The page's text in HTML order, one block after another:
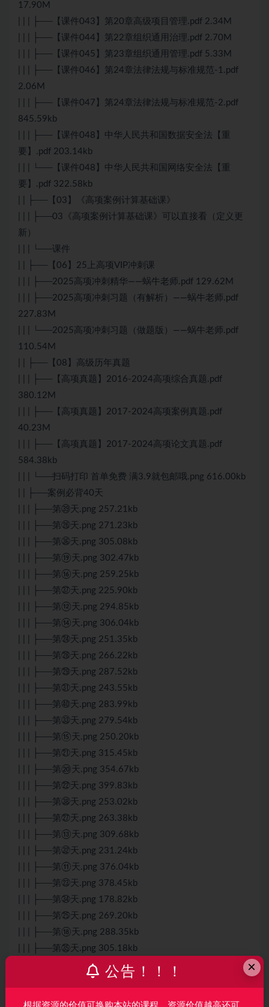
17.90M
| | | ├──【课件043】第20章高级项目管理.pdf 2.34M
| | | ├──【课件044】第22章组织通用治理.pdf 2.70M
| | | ├──【课件045】第23章组织通用管理.pdf 5.33M
| | | ├──【课件046】第24章法律法规与标准规范-1.pdf
2.06M
| | | ├──【课件047】第24章法律法规与标准规范-2.pdf
845.59kb
| | | ├──【课件048】中华人民共和国数据安全法【重
要】.pdf 203.14kb
| | | └──【课件048】中华人民共和国网络安全法【重
要】.pdf 322.58kb
| | ├──【03】《高项案例计算基础课》
| | | ├──03《高项案例计算基础课》可以直接看（定义更
新）
| | | └──课件
| | ├──【06】25上高项VIP冲刺课
| | | ├──2025高项冲刺精华——蜗牛老师.pdf 129.62M
| | | ├──2025高项冲刺习题（有解析）——蜗牛老师.pdf
227.83M
| | | └──2025高项冲刺习题（做题版）——蜗牛老师.pdf
110.54M
| | ├──【08】高级历年真题
| | | ├──【高项真题】2016-2024高项综合真题.pdf
380.12M
| | | ├──【高项真题】2017-2024高项案例真题.pdf
40.23M
| | | ├──【高项真题】2017-2024高项论文真题.pdf
584.38kb
| | | └──扫码打印 首单免费 满3.9就包邮哦.png 616.00kb
| | ├──案例必背40天
| | | ├──第㊴天.png 257.21kb
| | | ├──第㉖天.png 271.23kb
| | | ├──第㊱天.png 305.08kb
| | | ├──第⑲天.png 302.47kb
| | | ├──第⑯天.png 259.25kb
| | | ├──第㊲天.png 225.90kb
| | | ├──第⑫天.png 294.85kb
| | | ├──第⑭天.png 306.04kb
| | | ├──第㉔天.png 251.35kb
| | | ├──第㉘天.png 266.22kb
| | | ├──第㉙天.png 287.52kb
| | | ├──第㉛天.png 243.55kb
| | | ├──第㊵天.png 283.99kb
| | | ├──第㉝天.png 279.54kb
| | | ├──第⑮天.png 250.20kb
| | | ├──第㉑天.png 315.45kb
| | | ├──第⑳天.png 354.67kb
| | | ├──第㉒天.png 399.83kb
| | | ├──第㊳天.png 253.02kb
| | | ├──第㉗天.png 263.38kb
| | | ├──第⑬天.png 309.68kb
| | | ├──第㉜天.png 231.24kb
| | | ├──第⑪天.png 376.04kb
| | | ├──第㉓天.png 378.45kb
| | | ├──第㉞天.png 178.82kb
| | | ├──第㉕天.png 269.20kb
| | | ├──第⑱天.png 288.35kb
| | | ├──第㉟天.png 305.18kb
| | | ├──第㉚天.png 303.40kb
| | | ├──第⑰天.png 323.20kb
×
公告！！！